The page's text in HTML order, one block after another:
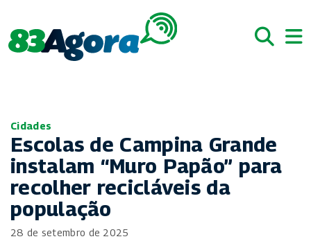
Cidades
Escolas de Campina Grande
instalam “Muro Papão” para
recolher recicláveis da
população
28 de setembro de 2025